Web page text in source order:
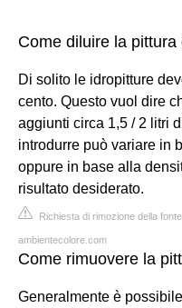
Come diluire la pittura
Di solito le idropitture
cento. Questo vuol dire
aggiunti circa 1,5 / 2 litri
introdurre può variare in
oppure in base alla
risultato desiderato.
Richiesta di rimozione della fonte
ambientecolore.com
Come rimuovere la
Generalmente è